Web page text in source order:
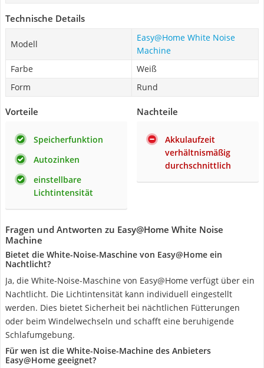
Technische Details
Modell
Easy@Home White Noise
Machine
Farbe
Weiß
Form
Rund
Vorteile
Speicherfunktion
Autozinken
einstellbare
Lichtintensität
Nachteile
Akkulaufzeit
verhältnismäßig
durchschnittlich
Fragen und Antworten zu Easy@Home White Noise
Machine
Bietet die White-Noise-Maschine von Easy@Home ein
Nachtlicht?
Ja, die White-Noise-Maschine von Easy@Home verfügt über ein
Nachtlicht. Die Lichtintensität kann individuell eingestellt
werden. Dies bietet Sicherheit bei nächtlichen Fütterungen
oder beim Windelwechseln und schafft eine beruhigende
Schlafumgebung.
Für wen ist die White-Noise-Machine des Anbieters
Easy@Home geeignet?